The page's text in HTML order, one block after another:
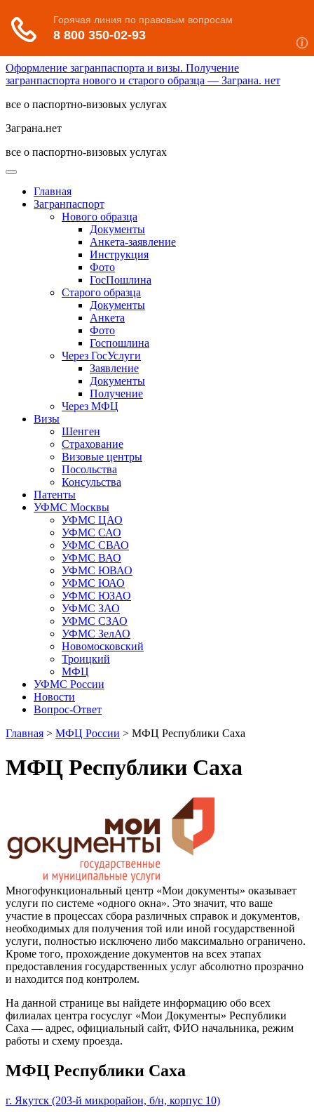
Оформление загранпаспорта и визы. Получение
загранпаспорта нового и старого образца — Заграна. нет
все о паспортно-визовых услугах
Заграна.нет
все о паспортно-визовых услугах
Главная
Загранпаспорт
Нового образца
Документы
Анкета-заявление
Инструкция
Фото
ГосПошлина
Старого образца
Документы
Анкета
Фото
Госпошлина
Через ГосУслуги
Заявление
Документы
Получение
Через МФЦ
Визы
Шенген
Страхование
Визовые центры
Посольства
Консульства
Патенты
УФМС Москвы
УФМС ЦАО
УФМС САО
УФМС СВАО
УФМС ВАО
УФМС ЮВАО
УФМС ЮАО
УФМС ЮЗАО
УФМС ЗАО
УФМС СЗАО
УФМС ЗелАО
Новомосковский
Троицкий
МФЦ
УФМС России
Новости
Вопрос-Ответ
Главная > МФЦ России > МФЦ Республики Саха
МФЦ Республики Саха
Многофункциональный центр «Мои документы» оказывает
услуги по системе «одного окна». Это значит, что ваше
участие в процессах сбора различных справок и документов,
необходимых для получения той или иной государственной
услуги, полностью исключено либо максимально ограничено.
Кроме того, прохождение документов на всех этапах
предоставления государственных услуг абсолютно прозрачно
и находится под контролем.
На данной странице вы найдете информацию обо всех
филиалах центра госуслуг «Мои Документы» Республики
Саха — адрес, официальный сайт, ФИО начальника, режим
работы и схему проезда.
МФЦ Республики Саха
г. Якутск (203-й микрорайон, б/н, корпус 10)